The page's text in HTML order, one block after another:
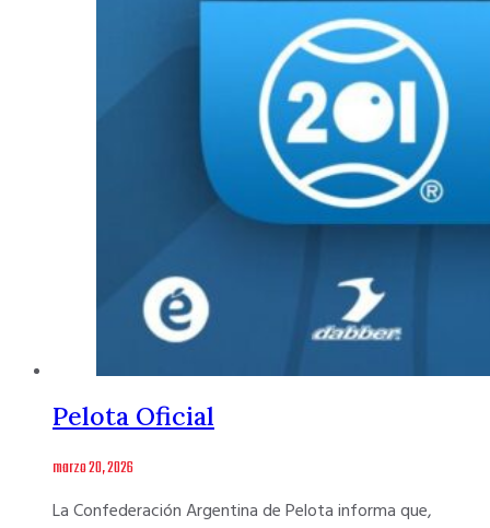
Pelota Oficial
marzo 20, 2026
La Confederación Argentina de Pelota informa que,